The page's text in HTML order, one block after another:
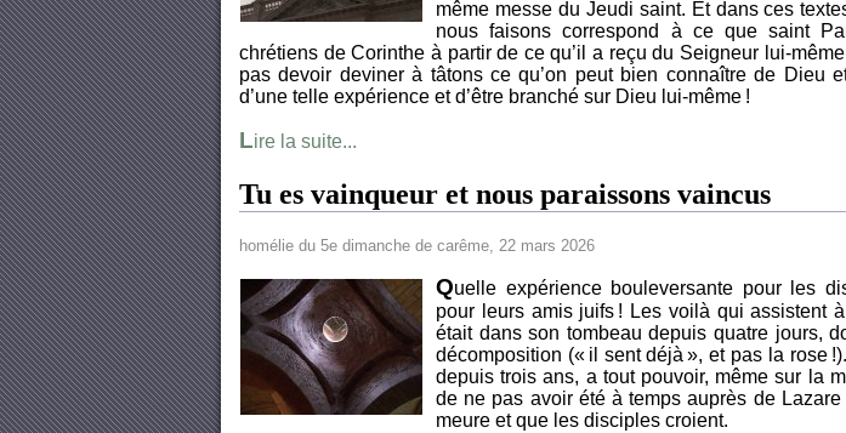
même messe du Jeudi saint. Et dans ces
nous faisons correspond à ce que saint
chrétiens de Corinthe à partir de ce qu’il a reçu du Seigneur lui-
pas devoir deviner à tâtons ce qu’on peut bien connaître de Dieu
d’une telle expérience et d’être branché sur Dieu lui-même !
Lire la suite...
Tu es vainqueur et nous paraissons vaincus
homélie du 5e dimanche de carême, 22 mars 2026
Quelle expérience bouleversante pour les
pour leurs amis juifs ! Les voilà qui assistent
était dans son tombeau depuis quatre jours,
décomposition (« il sent déjà », et pas la rose
depuis trois ans, a tout pouvoir, même sur la
de ne pas avoir été à temps auprès de
meure et que les disciples croient.